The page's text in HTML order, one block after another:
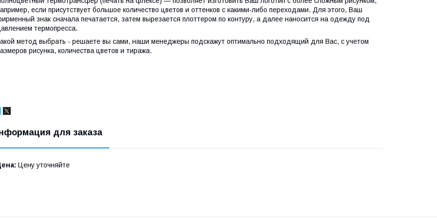
если присутствует большое количество цветов и оттенков с какими-либо переходами. Для этого, Ваш
знак сначала печатается, затем вырезается плоттером по контуру, а далее наносится на одежду под
термопресса.
метод выбрать - решаете вы сами, наши менеджеры подскажут оптимально подходящий для Вас, с учетом
рисунка, количества цветов и тиража.
для заказа
Цену уточняйте